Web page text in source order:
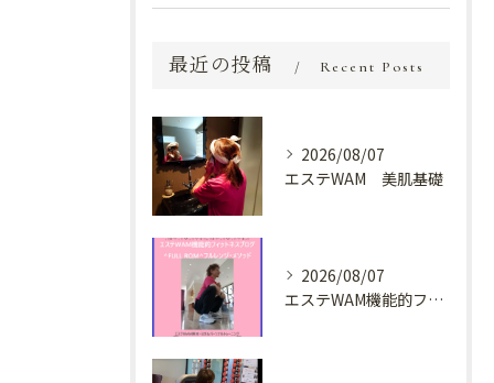
最近の投稿 Recent Posts
2026/08/07
エステWAM 美肌基礎
2026/08/07
エステWAM機能的フィットネスブログ ^FULL ROM^フルレンジ・メソッド